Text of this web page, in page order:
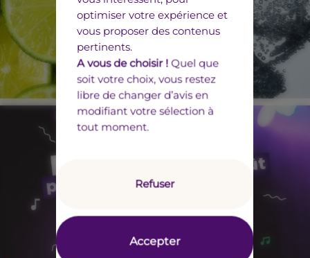
optimiser votre expérience et
vous proposer des contenus
pertinents.
A vous de choisir !Quel que
soit votre choix, vous restez
libre de changer d’avis en
modifiant votre sélection à
tout moment.
Accepter
Refuser